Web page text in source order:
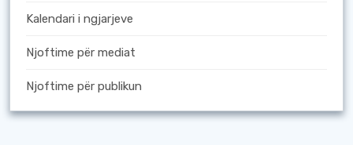
Kalendari i ngjarjeve
Njoftime për mediat
Njoftime për publikun